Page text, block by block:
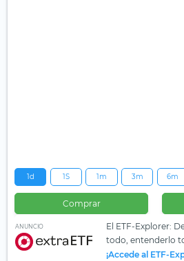
1d 1S 1m 3m 6m
Comprar
ANUNCIO
El ETF-Explorer:
todo, entenderlo
¡Accede al ETF-